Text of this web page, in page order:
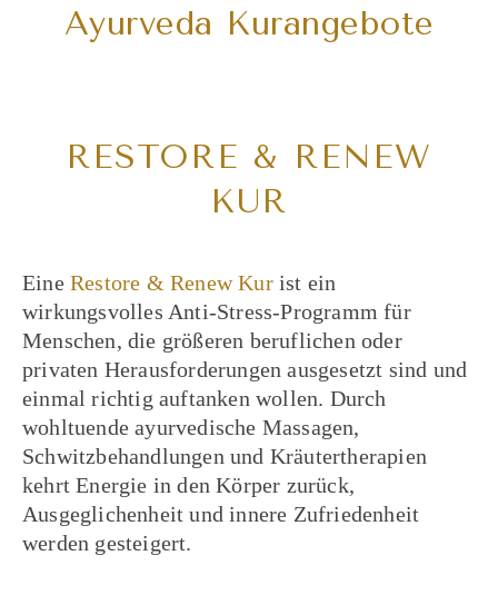
Ayurveda Kurangebote
RESTORE & RENEW
KUR
Eine Restore & Renew Kurist ein
wirkungsvolles Anti-Stress-Programm für
Menschen, die größeren beruflichen oder
privaten Herausforderungen ausgesetzt sind und
einmal richtig auftanken wollen. Durch
wohltuende ayurvedische Massagen,
Schwitzbehandlungen und Kräutertherapien
kehrt Energie in den Körper zurück,
Ausgeglichenheit und innere Zufriedenheit
werden gesteigert.